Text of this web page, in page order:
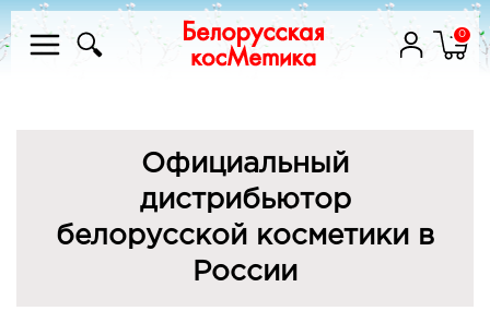
0
Официальный
дистрибьютор
белорусской косметики в
России